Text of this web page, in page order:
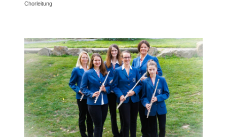
Chorleitung